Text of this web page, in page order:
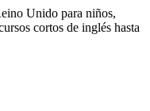
Unido para niños,
cortos de inglés hasta